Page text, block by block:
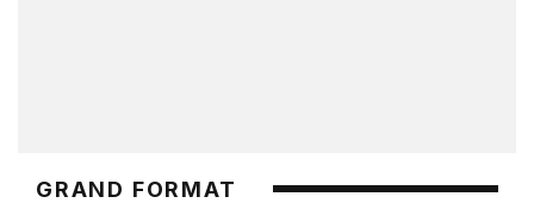
GRAND FORMAT